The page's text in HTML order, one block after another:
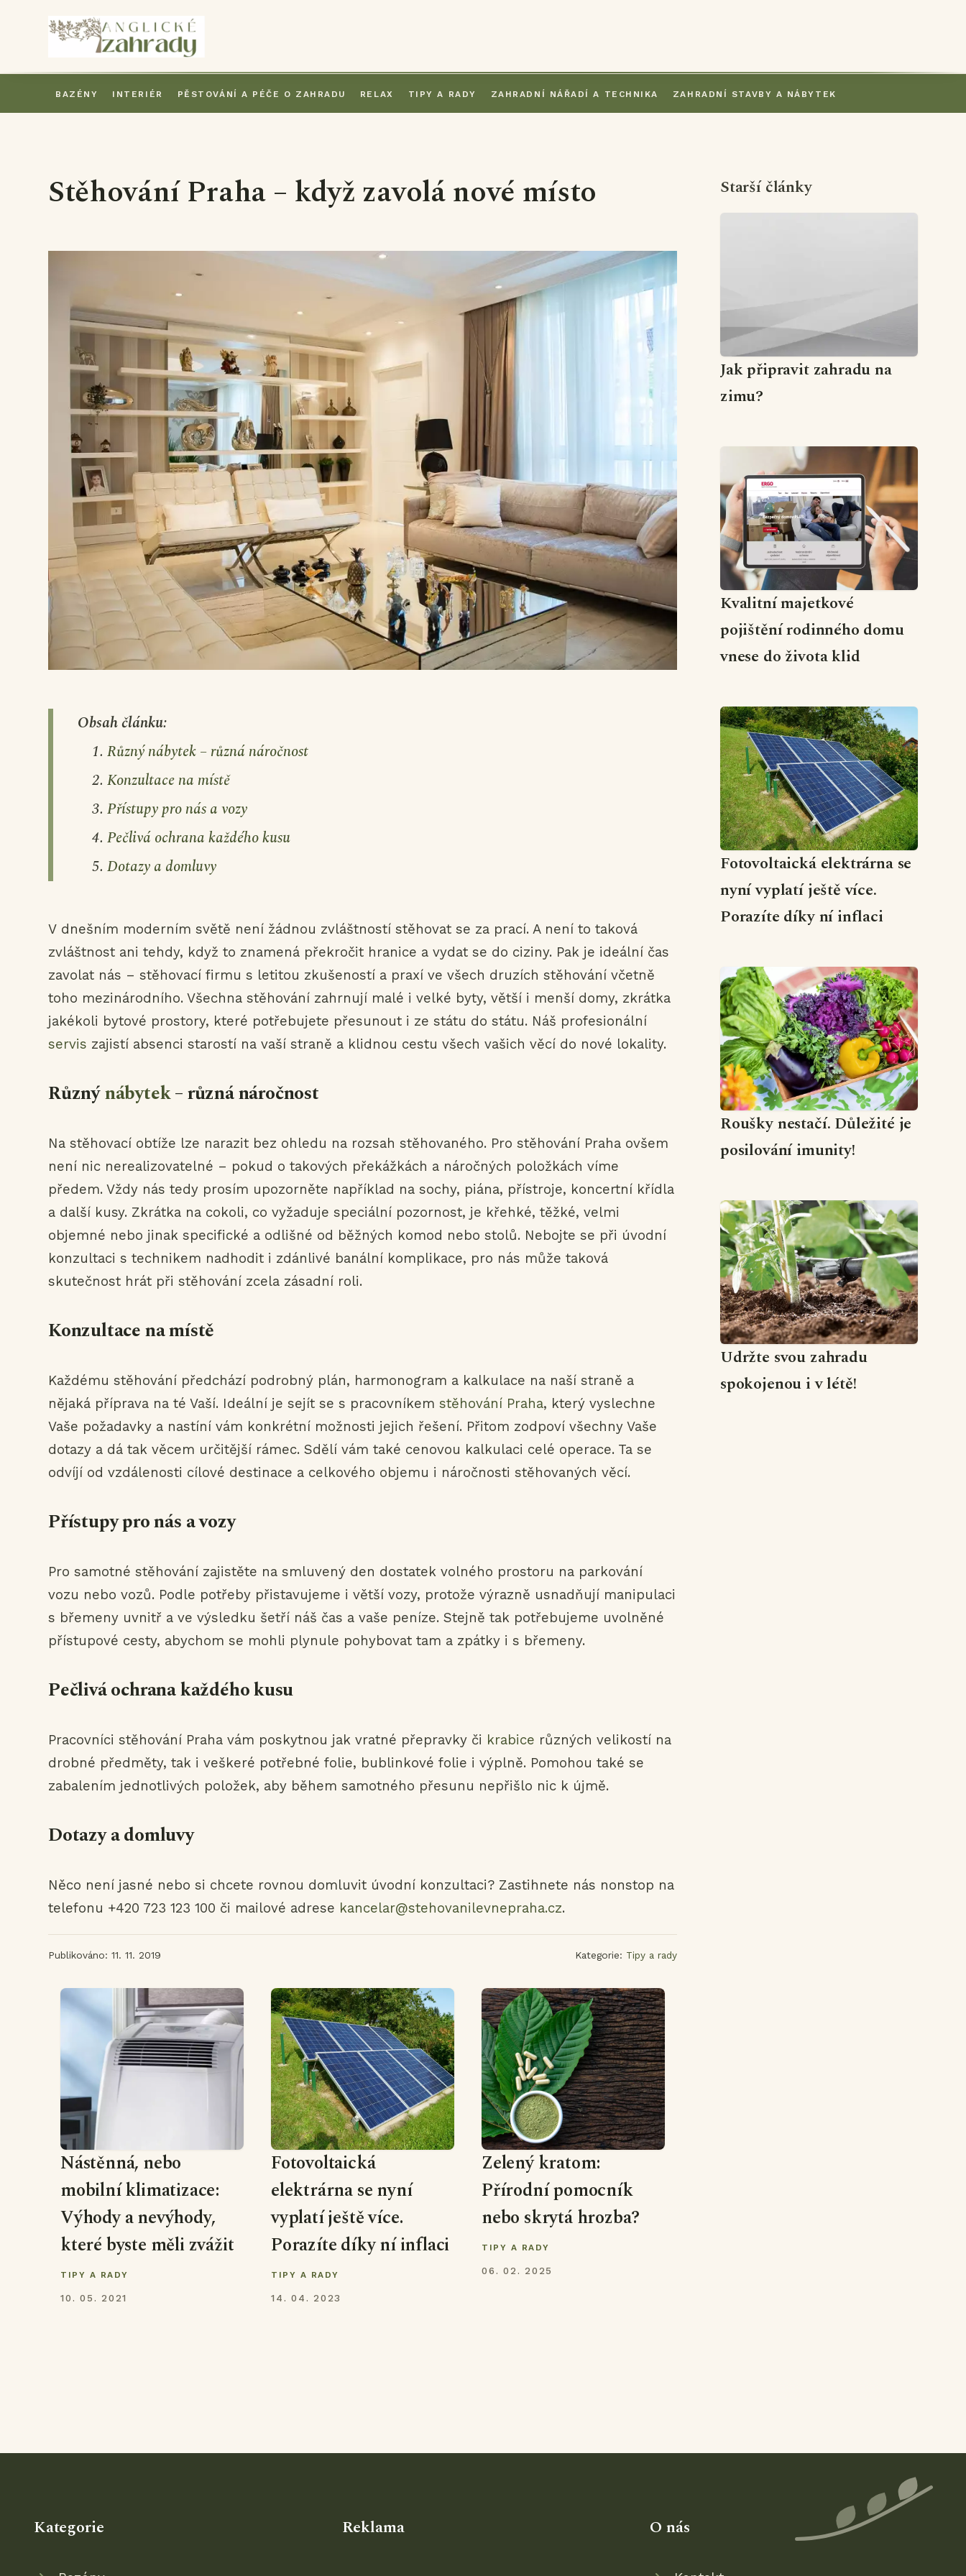
BAZÉNY INTERIÉR PĚSTOVÁNÍ A PÉČE O ZAHRADU RELAX TIPY A RADY ZAHRADNÍ NÁŘADÍ A TECHNIKA ZAHRADNÍ STAVBY A NÁBYTEK
Stěhování Praha – když zavolá nové místo
Obsah článku:
Různý nábytek – různá náročnost
Konzultace na místě
Přístupy pro nás a vozy
Pečlivá ochrana každého kusu
Dotazy a domluvy
V dnešním moderním světě není žádnou zvláštností stěhovat se za prací. A není to taková
zvláštnost ani tehdy, když to znamená překročit hranice a vydat se do ciziny. Pak je ideální čas
zavolat nás – stěhovací firmu s letitou zkušeností a praxí ve všech druzích stěhování včetně
toho mezinárodního. Všechna stěhování zahrnují malé i velké byty, větší i menší domy, zkrátka
jakékoli bytové prostory, které potřebujete přesunout i ze státu do státu. Náš profesionální
servis zajistí absenci starostí na vaší straně a klidnou cestu všech vašich věcí do nové lokality.
Různýnábytek– různá náročnost
Na stěhovací obtíže lze narazit bez ohledu na rozsah stěhovaného. Pro stěhování Praha ovšem
není nic nerealizovatelné – pokud o takových překážkách a náročných položkách víme
předem. Vždy nás tedy prosím upozorněte například na sochy, piána, přístroje, koncertní křídla
a další kusy. Zkrátka na cokoli, co vyžaduje speciální pozornost, je křehké, těžké, velmi
objemné nebo jinak specifické a odlišné od běžných komod nebo stolů. Nebojte se při úvodní
konzultaci s technikem nadhodit i zdánlivé banální komplikace, pro nás může taková
skutečnost hrát při stěhování zcela zásadní roli.
Konzultace na místě
Každému stěhování předchází podrobný plán, harmonogram a kalkulace na naší straně a
nějaká příprava na té Vaší. Ideální je sejít se s pracovníkem stěhování Praha, který vyslechne
Vaše požadavky a nastíní vám konkrétní možnosti jejich řešení. Přitom zodpoví všechny Vaše
dotazy a dá tak věcem určitější rámec. Sdělí vám také cenovou kalkulaci celé operace. Ta se
odvíjí od vzdálenosti cílové destinace a celkového objemu i náročnosti stěhovaných věcí.
Přístupy pro nás a vozy
Pro samotné stěhování zajistěte na smluvený den dostatek volného prostoru na parkování
vozu nebo vozů. Podle potřeby přistavujeme i větší vozy, protože výrazně usnadňují manipulaci
s břemeny uvnitř a ve výsledku šetří náš čas a vaše peníze. Stejně tak potřebujeme uvolněné
přístupové cesty, abychom se mohli plynule pohybovat tam a zpátky i s břemeny.
Pečlivá ochrana každého kusu
Pracovníci stěhování Praha vám poskytnou jak vratné přepravky či krabice různých velikostí na
drobné předměty, tak i veškeré potřebné folie, bublinkové folie i výplně. Pomohou také se
zabalením jednotlivých položek, aby během samotného přesunu nepřišlo nic k újmě.
Dotazy a domluvy
Něco není jasné nebo si chcete rovnou domluvit úvodní konzultaci? Zastihnete nás nonstop na
telefonu +420 723 123 100 či mailové adrese kancelar@stehovanilevnepraha.cz.
Publikováno: 11. 11. 2019 Kategorie: Tipy a rady
Nástěnná, nebo
mobilní klimatizace:
Výhody a nevýhody,
které byste měli zvážit
TIPY A RADY
10. 05. 2021
Fotovoltaická
elektrárna se nyní
vyplatí ještě více.
Porazíte díky ní inflaci
TIPY A RADY
14. 04. 2023
Zelený kratom:
Přírodní pomocník
nebo skrytá hrozba?
TIPY A RADY
06. 02. 2025
Starší články
Jak připravit zahradu na
zimu?
Kvalitní majetkové
pojištění rodinného domu
vnese do života klid
Fotovoltaická elektrárna se
nyní vyplatí ještě více.
Porazíte díky ní inflaci
Roušky nestačí. Důležité je
posilování imunity!
Udržte svou zahradu
spokojenou i v létě!
Kategorie Reklama O nás